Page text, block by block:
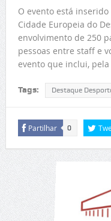
O evento está
Cidade Europeia do
envolvimento de 250
pessoas entre staff e
evento que inclui,
Tags: Destaque
Partilhar 0